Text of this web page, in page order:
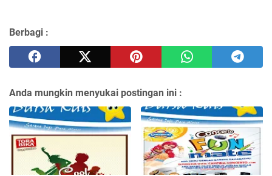
Berbagi :
Anda mungkin menyukai postingan ini :